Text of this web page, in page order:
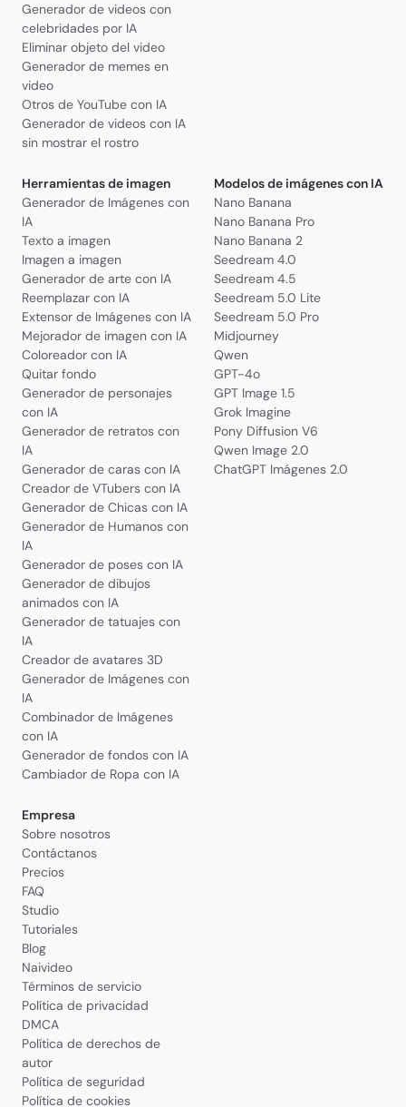
Generador de videos con
celebridades por IA
Eliminar objeto del video
Generador de memes en
video
Otros de YouTube con IA
Generador de videos con IA
sin mostrar el rostro
Herramientas de imagen
Generador de Imágenes con
IA
Texto a imagen
Imagen a imagen
Generador de arte con IA
Reemplazar con IA
Extensor de Imágenes con IA
Mejorador de imagen con IA
Coloreador con IA
Quitar fondo
Generador de personajes
con IA
Generador de retratos con
IA
Generador de caras con IA
Creador de VTubers con IA
Generador de Chicas con IA
Generador de Humanos con
IA
Generador de poses con IA
Generador de dibujos
animados con IA
Generador de tatuajes con
IA
Creador de avatares 3D
Generador de Imágenes con
IA
Combinador de Imágenes
con IA
Generador de fondos con IA
Cambiador de Ropa con IA
Modelos de imágenes con IA
Nano Banana
Nano Banana Pro
Nano Banana 2
Seedream 4.0
Seedream 4.5
Seedream 5.0 Lite
Seedream 5.0 Pro
Midjourney
Qwen
GPT-4o
GPT Image 1.5
Grok Imagine
Pony Diffusion V6
Qwen Image 2.0
ChatGPT Imágenes 2.0
Empresa
Sobre nosotros
Contáctanos
Precios
FAQ
Studio
Tutoriales
Blog
Naivideo
Términos de servicio
Política de privacidad
DMCA
Política de derechos de
autor
Política de seguridad
Política de cookies